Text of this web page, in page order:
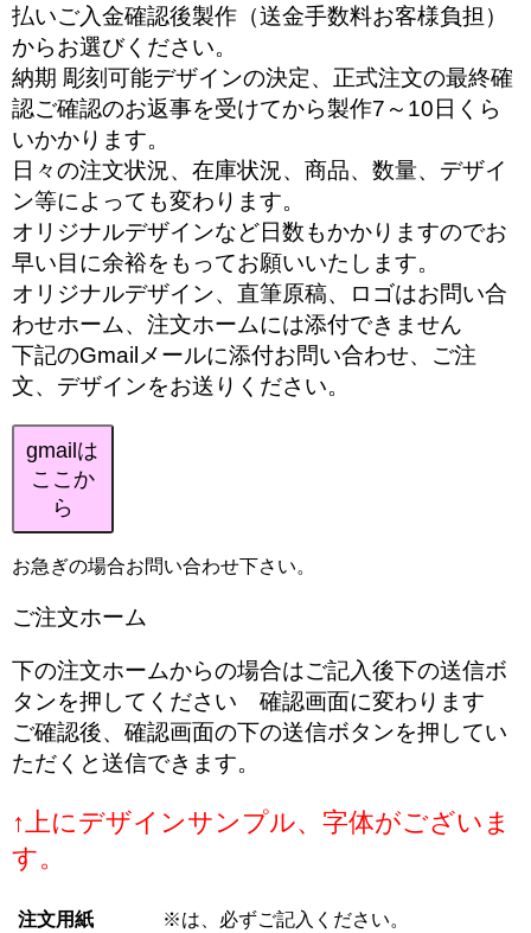
払いご入金確認後製作（送金手数料お客様負担）
からお選びください。
納期 彫刻可能デザインの決定、正式注文の最終確
認ご確認のお返事を受けてから製作7～10日くら
いかかります。
日々の注文状況、在庫状況、商品、数量、デザイ
ン等によっても変わります。
オリジナルデザインなど日数もかかりますのでお
早い目に余裕をもってお願いいたします。
オリジナルデザイン、直筆原稿、ロゴはお問い合
わせホーム、注文ホームには添付できません
下記のGmailメールに添付お問い合わせ、ご注
文、デザインをお送りください。
gmailは
ここか
ら
お急ぎの場合お問い合わせ下さい。
ご注文ホーム
下の注文ホームからの場合はご記入後下の送信ボ
タンを押してください 確認画面に変わります
ご確認後、確認画面の下の送信ボタンを押してい
ただくと送信できます。
↑上にデザインサンプル、字体がございま
す。
注文用紙
※は、必ずご記入ください。